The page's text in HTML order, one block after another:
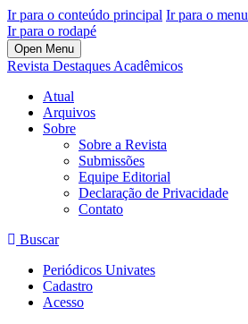
Ir para o conteúdo principal Ir para o
Ir para o rodapé
Open Menu
Revista Destaques Acadêmicos
Atual
Arquivos
Sobre
Sobre a Revista
Submissões
Equipe Editorial
Declaração de Privacidade
Contato
Buscar
Periódicos Univates
Cadastro
Acesso